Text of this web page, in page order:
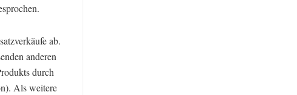
ab.
anderen
durch
Als weitere